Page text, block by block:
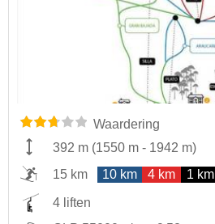
Waardering
392 m (1550 m - 1942 m)
15 km
10 km 4 km 1 km
4 liften